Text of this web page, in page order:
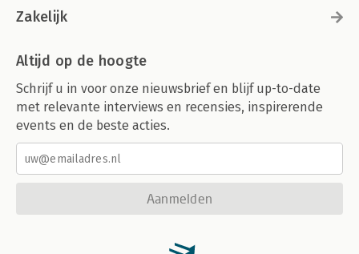
Zakelijk
Altijd op de hoogte
Schrijf u in voor onze nieuwsbrief en blijf up-to-date
met relevante interviews en recensies, inspirerende
events en de beste acties.
Aanmelden